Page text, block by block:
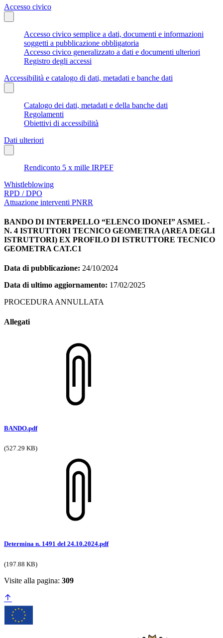
Accesso civico
Accesso civico semplice a dati, documenti e informazioni
soggetti a pubblicazione obbligatoria
Accesso civico generalizzato a dati e documenti ulteriori
Registro degli accessi
Accessibilità e catalogo di dati, metadati e banche dati
Catalogo dei dati, metadati e della banche dati
Regolamenti
Obiettivi di accessibilità
Dati ulteriori
Rendiconto 5 x mille IRPEF
Whistleblowing
RPD / DPO
Attuazione interventi PNRR
BANDO DI INTERPELLO “ELENCO IDONEI” ASMEL -
N. 4 ISTRUTTORI TECNICO GEOMETRA (AREA DEGLI
ISTRUTTORI) EX PROFILO DI ISTRUTTORE TECNICO
GEOMETRA CAT.C1
Data di pubblicazione: 24/10/2024
Data di ultimo aggiornamento: 17/02/2025
PROCEDURA ANNULLATA
Allegati
BANDO.pdf
(527.29 KB)
Determina n. 1491 del 24.10.2024.pdf
(197.88 KB)
Visite alla pagina: 309